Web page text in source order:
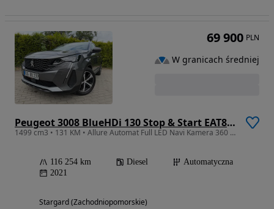
Peugeot 3008 BlueHDi 130 Stop & Start EAT8 Allure Pack
1499 cm3 • 131 KM • Allure Automat Full LED Navi Kamera 360 Keyless go PDC 116 Tys km
116 254 km Diesel
Automatyczna
2021
Stargard (Zachodniopomorskie)
69 900 PLN
W granicach średniej